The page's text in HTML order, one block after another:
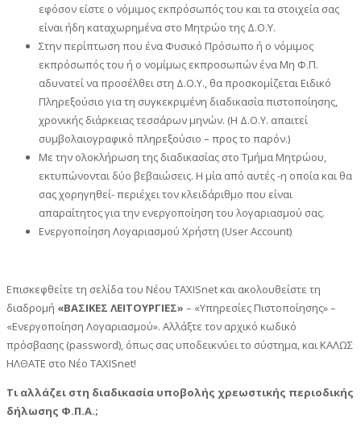
εφόσον είστε ο νόμιμος εκπρόσωπός του και τα στοιχεία σας
είναι ήδη καταχωρημένα στο Μητρώο της Δ.Ο.Υ.
Στην περίπτωση που ένα Φυσικό Πρόσωπο ή ο νόμιμος
εκπρόσωπός του ή ο νομίμως εκπροσωπών ένα Μη Φ.Π.
αδυνατεί να προσέλθει στη Δ.Ο.Υ., θα προσκομίζεται Ειδικό
Πληρεξούσιο για τη συγκεκριμένη διαδικασία πιστοποίησης,
χρονικής διάρκειας τεσσάρων μηνών. (Η Δ.Ο.Υ. απαιτεί
συμβολαιογραφικό πληρεξούσιο – προς το παρόν.)
Με την ολοκλήρωση της διαδικασίας στο Τμήμα Μητρώου,
εκτυπώνονται δύο βεβαιώσεις. Η μία από αυτές -η οποία και θα
σας χορηγηθεί- περιέχει τον κλειδάριθμο που είναι
απαραίτητος για την ενεργοποίηση του λογαριασμού σας.
Ενεργοποίηση Λογαριασμού Χρήστη (User Account)
Επισκεφθείτε τη σελίδα του Νέου TAXISnet και ακολουθείστε τη
διαδρομή «ΒΑΣΙΚΕΣ ΛΕΙΤΟΥΡΓΙΕΣ» – «Υπηρεσίες Πιστοποίησης» –
«Ενεργοποίηση Λογαριασμού». Αλλάξτε τον αρχικό κωδικό
πρόσβασης (password), όπως σας υποδεικνύει το σύστημα, και ΚΑΛΩΣ
ΗΛΘΑΤΕ στο Νέο TAXISnet!
Τι αλλάζει στη διαδικασία υποβολής χρεωστικής περιοδικής
δήλωσης Φ.Π.Α.;